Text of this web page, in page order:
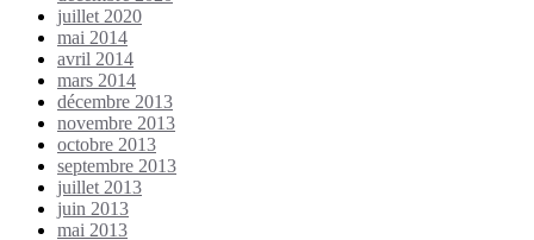
juillet 2020
mai 2014
avril 2014
mars 2014
décembre 2013
novembre 2013
octobre 2013
septembre 2013
juillet 2013
juin 2013
mai 2013